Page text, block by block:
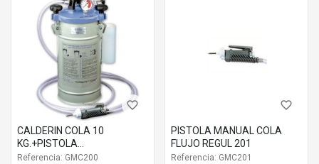
favorite_border
CALDERIN COLA 10
KG.+PISTOLA
200+MANGUERA
Referencia: GMC200
favorite_border
PISTOLA MANUAL COLA
FLUJO REGUL 201
Referencia: GMC201